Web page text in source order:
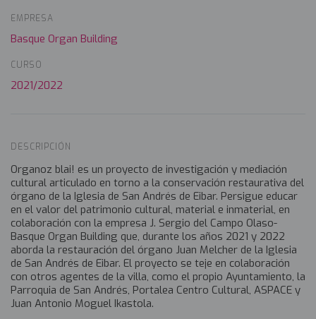
EMPRESA
Basque Organ Building
CURSO
2021/2022
DESCRIPCIÓN
Organoz blai! es un proyecto de investigación y mediación
cultural articulado en torno a la conservación restaurativa del
órgano de la Iglesia de San Andrés de Eibar. Persigue educar
en el valor del patrimonio cultural, material e inmaterial, en
colaboración con la empresa J. Sergio del Campo Olaso-
Basque Organ Building que, durante los años 2021 y 2022
aborda la restauración del órgano Juan Melcher de la Iglesia
de San Andrés de Eibar. El proyecto se teje en colaboración
con otros agentes de la villa, como el propio Ayuntamiento, la
Parroquia de San Andrés, Portalea Centro Cultural, ASPACE y
Juan Antonio Moguel Ikastola.